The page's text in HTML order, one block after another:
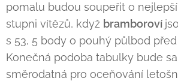
pomalu budou soupeřit o
stupni vítězů, když bramboroví
s 53, 5 body o pouhý půlbod před
Konečná podoba tabulky bude
směrodatná pro oceňování